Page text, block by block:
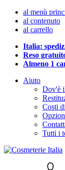
al menù
al contenuto
al carrello
Italia:
Reso
Almeno 1
Aiuto
Dov'è
Costi
Tutti i